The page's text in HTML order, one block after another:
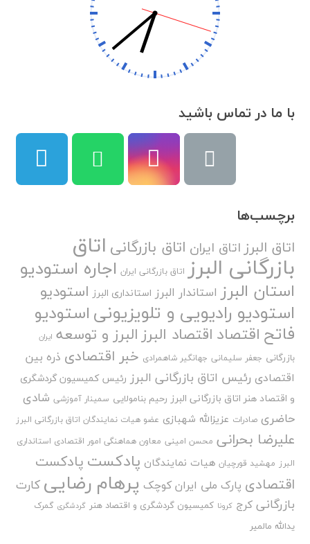
با ما در تماس باشید
برچسب‌ها
اتاق البرز اتاق ایران اتاق بازرگانی اتاق
بازرگانی البرز اتاق بازرگانی ایران اجاره استودیو
استان البرز استاندار البرز استانداری البرز استودیو
استودیو رادیویی و تلویزیونیاستودیو
فاتح اقتصاد اقتصاد البرزالبرز و توسعه ایران
بازرگانی جعفر سلیمانی جهانگیر شاهمرادی خبر اقتصادی ذره بین
اقتصادی رئیس اتاق بازرگانی البرز رئیس کمیسیون گردشگری
و اقتصاد هنر اتاق بازرگانی البرز رحیم بنامولایی سمینار آموزشی شادی
حاضری صادرات عزیزالله شهبازی عضو هیات نمایندگان اتاق بازرگانی البرز
علیرضا بحرانی محسن امینی معاون هماهنگی امور اقتصادی استانداری
البرز مهشید قورچیان هیات نمایندگان پادکست پادکست
اقتصادی پارک ملی ایران کوچک پرهام رضایی کارت
بازرگانی کرج کرونا کمیسیون گردشگری و اقتصاد هنر گردشگری گمرک
یدالله مالمیر